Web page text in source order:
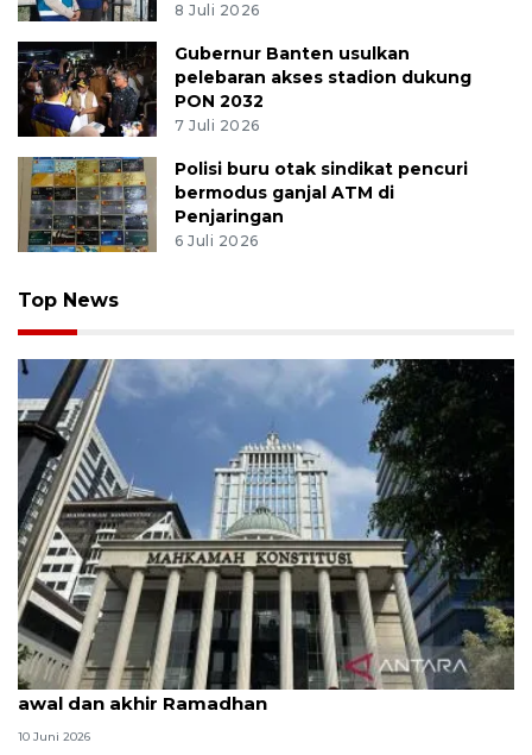
8 Juli 2026
Gubernur Banten usulkan
pelebaran akses stadion dukung
PON 2032
7 Juli 2026
Polisi buru otak sindikat pencuri
bermodus ganjal ATM di
Penjaringan
6 Juli 2026
Top News
MK uji materi UU Peradilan Agama perihal isbat
awal dan akhir Ramadhan
10 Juni 2026